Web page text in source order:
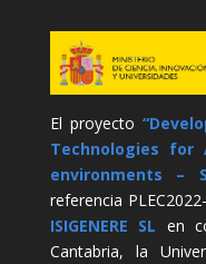
El proyecto
Technologies for
environments –
referencia
ISIGENERE SL en
Cantabria, la